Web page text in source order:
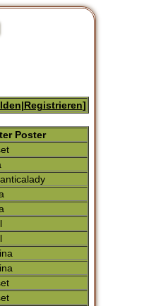
|Registrieren]
Poster